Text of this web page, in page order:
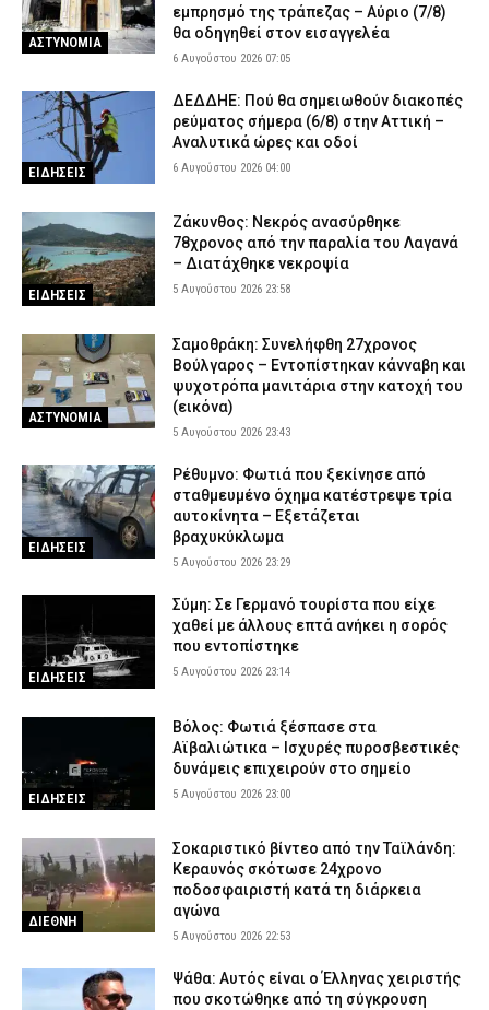
Οινόη – Χαλκίδα: Διακοπή σιδηροδρομικής γραμμής λόγω
φωτιάς – Τι ανακοίνωσε η Hellenic Train
5 Αυγούστου 2026 17:42
ΑΣΤΥΝΟΜΙΑ
εμπρησμό της τράπεζας – Αύριο (7/8)
θα οδηγηθεί στον εισαγγελέα
6 Αυγούστου 2026 07:05
ΕΙΔΗΣΕΙΣ
ΔΕΔΔΗΕ: Πού θα σημειωθούν διακοπές
ρεύματος σήμερα (6/8) στην Αττική –
Αναλυτικά ώρες και οδοί
6 Αυγούστου 2026 04:00
ΕΙΔΗΣΕΙΣ
Ζάκυνθος: Νεκρός ανασύρθηκε
78χρονος από την παραλία του Λαγανά
– Διατάχθηκε νεκροψία
5 Αυγούστου 2026 23:58
ΑΣΤΥΝΟΜΙΑ
Σαμοθράκη: Συνελήφθη 27χρονος
Βούλγαρος – Εντοπίστηκαν κάνναβη και
ψυχοτρόπα μανιτάρια στην κατοχή του
(εικόνα)
5 Αυγούστου 2026 23:43
ΕΙΔΗΣΕΙΣ
Ρέθυμνο: Φωτιά που ξεκίνησε από
σταθμευμένο όχημα κατέστρεψε τρία
αυτοκίνητα – Εξετάζεται
βραχυκύκλωμα
5 Αυγούστου 2026 23:29
ΕΙΔΗΣΕΙΣ
Σύμη: Σε Γερμανό τουρίστα που είχε
χαθεί με άλλους επτά ανήκει η σορός
που εντοπίστηκε
5 Αυγούστου 2026 23:14
ΕΙΔΗΣΕΙΣ
Βόλος: Φωτιά ξέσπασε στα
Αϊβαλιώτικα – Ισχυρές πυροσβεστικές
δυνάμεις επιχειρούν στο σημείο
5 Αυγούστου 2026 23:00
ΔΙΕΘΝΗ
Σοκαριστικό βίντεο από την Ταϊλάνδη:
Κεραυνός σκότωσε 24χρονο
ποδοσφαιριστή κατά τη διάρκεια
αγώνα
5 Αυγούστου 2026 22:53
Ψάθα: Αυτός είναι ο Έλληνας χειριστής
που σκοτώθηκε από τη σύγκρουση